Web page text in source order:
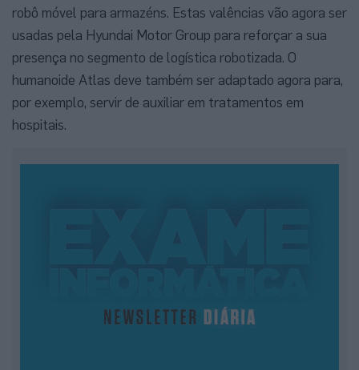
robô móvel para armazéns. Estas valências vão agora ser
usadas pela Hyundai Motor Group para reforçar a sua
presença no segmento de logística robotizada. O
humanoide Atlas deve também ser adaptado agora para,
por exemplo, servir de auxiliar em tratamentos em
hospitais.